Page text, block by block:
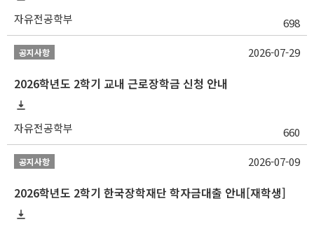
자유전공학부 698
공지사항
2026학년도 2학기 교내 근로장학금 신청 안내
자유전공학부 660
2026-07-29
공지사항
2026학년도 2학기 한국장학재단 학자금대출 안내[재학생]
2026-07-09